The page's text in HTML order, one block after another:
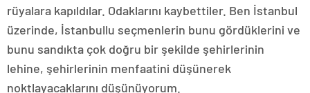
rüyalara kapıldılar. Odaklarını kaybettiler. Ben İstanbul
üzerinde, İstanbullu seçmenlerin bunu gördüklerini ve
bunu sandıkta çok doğru bir şekilde şehirlerinin
lehine, şehirlerinin menfaatini düşünerek
noktlayacaklarını düşünüyorum.